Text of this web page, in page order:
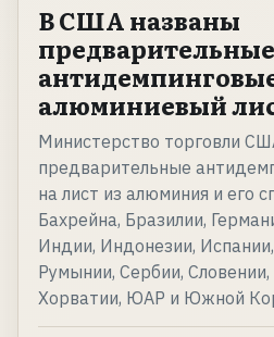
В США названы
предварительные
алюминиевый
Министерство торговли
предварительные
на лист из алюминия и его
Бахрейна, Бразилии,
Индии, Индонезии,
Румынии, Сербии, Словении,
Хорватии, ЮАР и Южной